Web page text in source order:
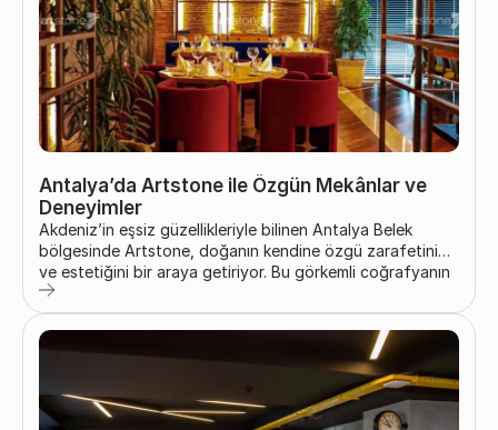
Antalya’da Artstone ile Özgün Mekânlar ve
Deneyimler
Akdeniz’in eşsiz güzellikleriyle bilinen Antalya Belek
bölgesinde Artstone, doğanın kendine özgü zarafetini
ve estetiğini bir araya getiriyor. Bu görkemli coğrafyanın
dikkat çekici dokularından ilham alan Artstone, bölgedeki
otel yapılarında unutulmaz izler bırakıyor. Belek /
Antalya’da 2022–2023 sezonunda başarıyla tamamlanan
otel projelerinde Artstone’un özgün tasarımları; iç
mekânlardan dış alan düzenlemelerine kadar misafirlere
keyifli alanlar ve benzersiz deneyimler sunuyor. Otel
yapılarının iç...